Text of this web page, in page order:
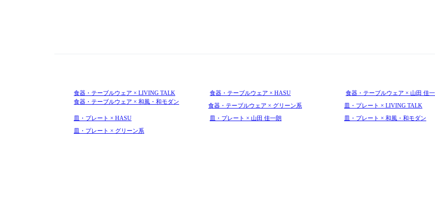
食器・テーブルウェア × LIVING TALK 食器・テーブルウェア × HASU
食器・テーブルウェア × 山田 佳
食器・テーブルウェア × 和風・和モダン
食器・テーブルウェア × グリーン系
皿・プレート × LIVING TALK
皿・プレート × HASU
皿・プレート × 山田 佳一朗
皿・プレート × 和風・和モダン
皿・プレート × グリーン系